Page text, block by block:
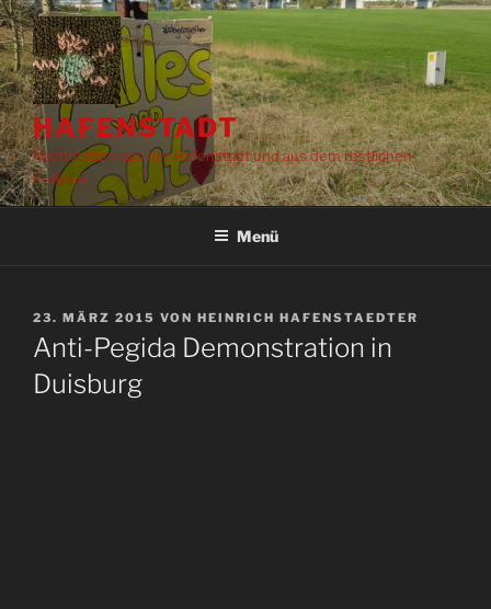
Zum
Inhalt
springen
HAFENSTADT
Nachrichten aus der Hafenstadt und aus dem restlichen
Erdkreis
Menü
VERÖFFENTLICHT
AM
23. MÄRZ 2015 VON HEINRICH HAFENSTAEDTER
Anti-Pegida Demonstration in
Duisburg